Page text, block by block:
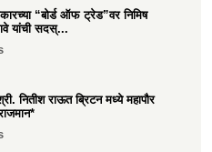
निर्मित“साबर बोंडं” – अनेक
पुरस्कारा...
“बोर्ड ऑफ ट्रेड”वर निमिष
यांची सदस्...
नितीश राऊत ब्रिटन मध्ये महापौर